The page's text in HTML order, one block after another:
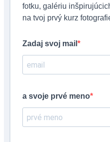
fotku, galériu
na tvoj prvý kurz
Zadaj svoj mail
a svoje prvé meno